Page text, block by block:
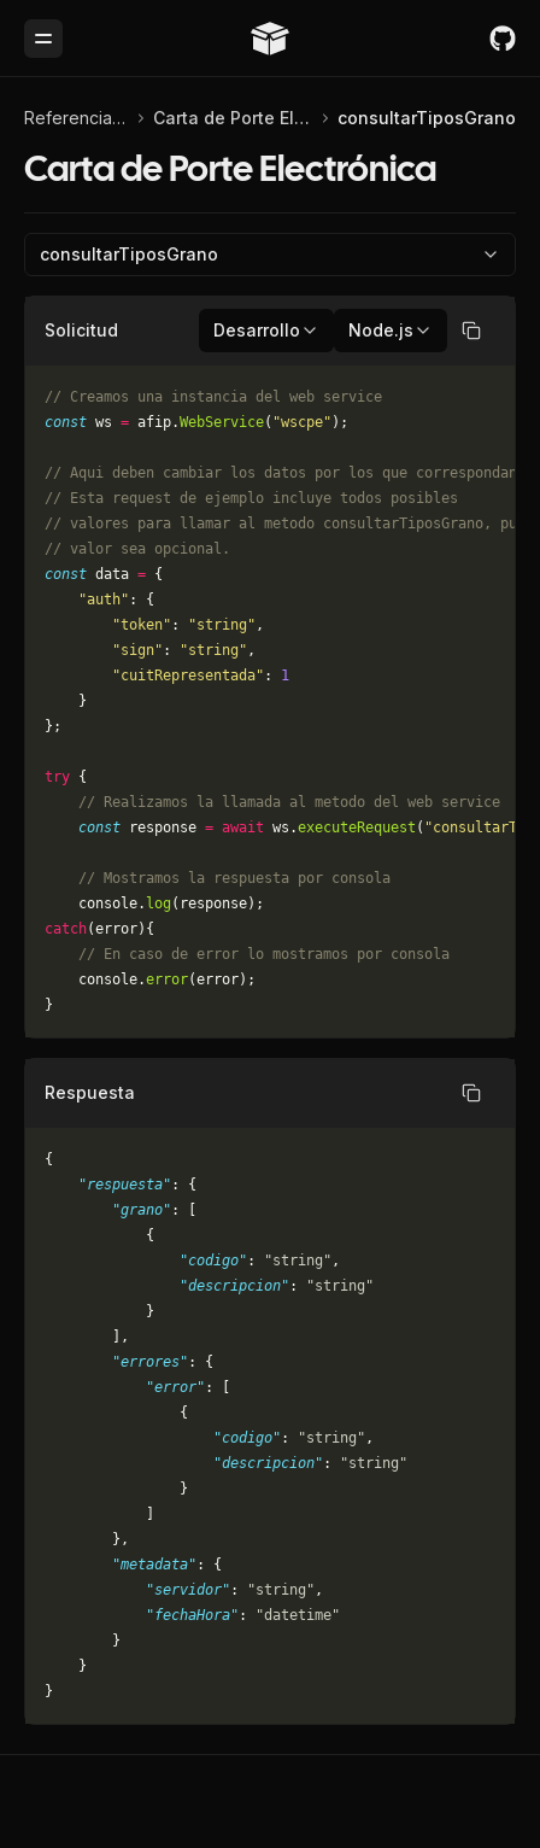
Toggle Menu
Referencia de API Carta de Porte Electrónica consultarTiposGrano
Carta de Porte Electrónica
consultarTiposGrano
Solicitud Desarrollo Node.js Copiar
// Creamos una instancia del web service
const ws = afip.WebService( "wscpe" );
// Aqui deben cambiar los datos por los que correspondan.
// Esta request de ejemplo incluye todos posibles
// valores para llamar al metodo consultarTiposGrano,
// valor sea opcional.
const data = {
    "auth"
: {
        "token"
: "string" ,
        "sign"
: "string" ,
        "cuitRepresentada"
: 1
    }
};
try {
    // Realizamos la llamada al metodo del web service
    const
response = await ws.executeRequest (
    // Mostramos la respuesta por consola
    console.
log (response);
catch(error){
    // En caso de error lo mostramos por consola
	console.
error(error);
}
Respuesta Copiar
{
    "respuesta"
: {
        "grano"
: [
            {
                "codigo"
: "string" ,
                "descripcion"
:
"string"
            }
        ],
        "errores"
: {
            "error"
: [
                {
                    "codigo"
: "string" ,
                    "descripcion"
:
"string"
                }
        },
        "metadata"
: {
            "servidor"
: "string" ,
            "fechaHora"
:
"datetime"
        }
    }
}